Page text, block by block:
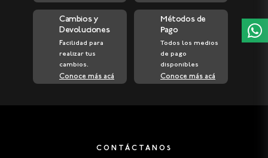
Cambios y
Devoluciones
Facilidad para
realizar tus
cambios.
Conoce más acá
Métodos de
Pago
Todos los medios
de pago
disponibles
Conoce más acá
CONTÁCTANOS